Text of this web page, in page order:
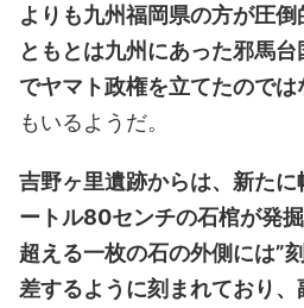
よりも九州福岡県の方が圧
ともとは九州にあった邪馬
でヤマト政権を立てたのでは
もいるようだ。
吉野ヶ里遺跡からは、新た
ートル80センチの石棺が発
超える一枚の石の外側には”
差するように刻まれており